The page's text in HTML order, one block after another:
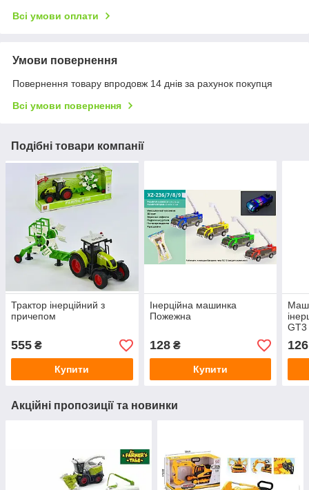
Всі умови оплати
Умови повернення
Повернення товару впродовж 14 днів за рахунок покупця
Всі умови повернення
Подібні товари компанії
Трактор інерційний з
причепом
555 ₴
Купити
Інерційна машинка
Пожежна
128₴
Купити
GT3
Акційні пропозиції та новинки